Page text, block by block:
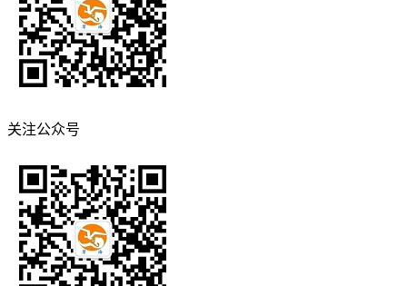
关注公众号